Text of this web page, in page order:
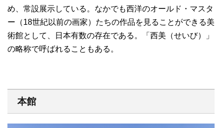
め、常設展示している。なかでも西洋のオールド・マスタ
ー（18世紀以前の画家）たちの作品を見ることができる美
術館として、日本有数の存在である。「西美（せいび）」
の略称で呼ばれることもある。
本館